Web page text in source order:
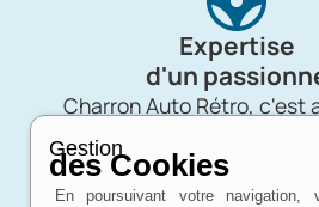
Expertise
d'un
Charron Auto Rétro, c'est
Gestion
des Cookies
En poursuivant votre navigation,